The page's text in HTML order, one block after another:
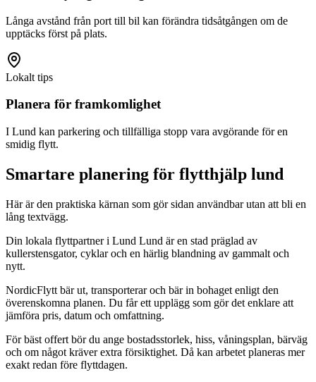
Långa avstånd från port till bil kan förändra tidsåtgången om de
upptäcks först på plats.
Lokalt tips
Planera för framkomlighet
I Lund kan parkering och tillfälliga stopp vara avgörande för en
smidig flytt.
Smartare planering för flytthjälp lund
Här är den praktiska kärnan som gör sidan användbar utan att bli en
lång textvägg.
Din lokala flyttpartner i Lund Lund är en stad präglad av
kullerstensgator, cyklar och en härlig blandning av gammalt och
nytt.
NordicFlytt bär ut, transporterar och bär in bohaget enligt den
överenskomna planen. Du får ett upplägg som gör det enklare att
jämföra pris, datum och omfattning.
För bäst offert bör du ange bostadsstorlek, hiss, våningsplan, bärväg
och om något kräver extra försiktighet. Då kan arbetet planeras mer
exakt redan före flyttdagen.